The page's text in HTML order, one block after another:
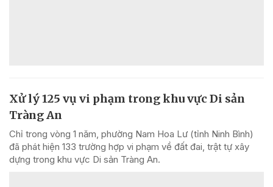
Xử lý 125 vụ vi phạm trong khu vực Di sản
Tràng An
Chỉ trong vòng 1 năm, phường Nam Hoa Lư (tỉnh Ninh Bình)
đã phát hiện 133 trường hợp vi phạm về đất đai, trật tự xây
dựng trong khu vực Di sản Tràng An.